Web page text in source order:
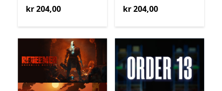
kr 204,00
kr 204,00
kr 204,00
kr 204,00